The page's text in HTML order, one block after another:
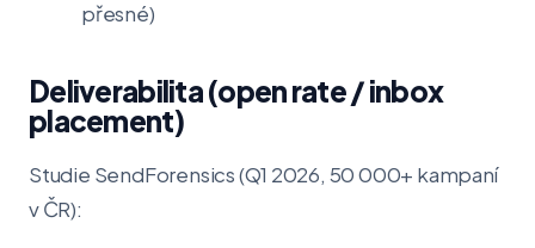
přesné)
Deliverabilita (open rate / inbox
placement)
Studie SendForensics (Q1 2026, 50 000+ kampaní
v ČR):